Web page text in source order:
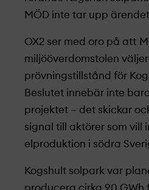
MÖD inte tar upp
OX2 ser med oro på att
miljööverdomstolen
prövningstillstånd för
Beslutet innebär inte
projekt­et – det skickar
signal till aktörer som vill
elproduktion i södra
Kogshult solpark var
producera cirka 90 GWh